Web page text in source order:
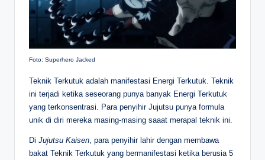
Foto: Superhero Jacked
Teknik Terkutuk adalah manifestasi Energi Terkutuk. Teknik
ini terjadi ketika seseorang punya banyak Energi Terkutuk
yang terkonsentrasi. Para penyihir Jujutsu punya formula
unik di diri mereka masing-masing saaat merapal teknik ini.
Di Jujutsu Kaisen , para penyihir lahir dengan membawa
bakat Teknik Terkutuk yang bermanifestasi ketika berusia 5